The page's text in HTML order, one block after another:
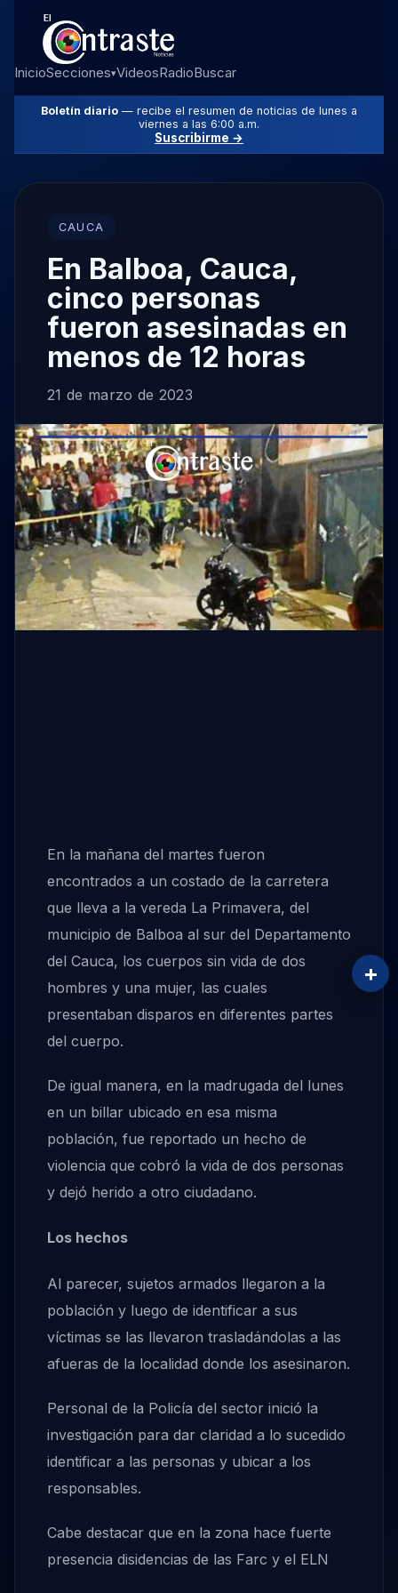
InicioSecciones▾VideosRadioBuscar
Boletín diario — recibe el resumen de noticias de lunes a
viernes a las 6:00 a.m.
Suscribirme →
CAUCA
En Balboa, Cauca,
cinco personas
fueron asesinadas en
menos de 12 horas
21 de marzo de 2023
En la mañana del martes fueron
encontrados a un costado de la carretera
que lleva a la vereda La Primavera, del
municipio de Balboa al sur del Departamento
del Cauca, los cuerpos sin vida de dos
hombres y una mujer, las cuales
presentaban disparos en diferentes partes
del cuerpo.
De igual manera, en la madrugada del lunes
en un billar ubicado en esa misma
población, fue reportado un hecho de
violencia que cobró la vida de dos personas
y dejó herido a otro ciudadano.
Los hechos
Al parecer, sujetos armados llegaron a la
población y luego de identificar a sus
víctimas se las llevaron trasladándolas a las
afueras de la localidad donde los asesinaron.
Personal de la Policía del sector inició la
investigación para dar claridad a lo sucedido
identificar a las personas y ubicar a los
responsables.
Cabe destacar que en la zona hace fuerte
presencia disidencias de las Farc y el ELN
+